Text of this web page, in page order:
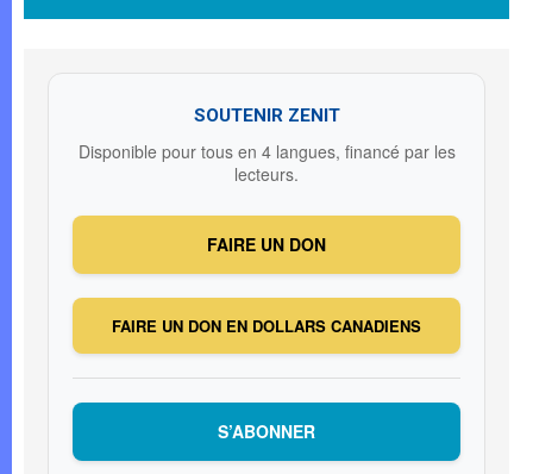
SOUTENIR ZENIT
Disponible pour tous en 4 langues, financé par les
lecteurs.
FAIRE UN DON
FAIRE UN DON EN DOLLARS CANADIENS
S’ABONNER